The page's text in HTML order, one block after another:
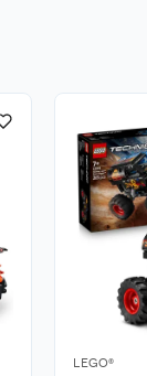
LEGO®